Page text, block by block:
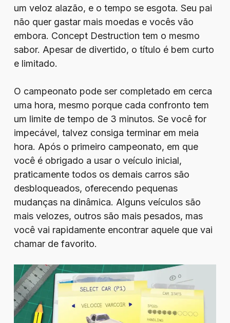
um veloz alazão, e o tempo se esgota. Seu pai
não quer gastar mais moedas e vocês vão
embora. Concept Destruction tem o mesmo
sabor. Apesar de divertido, o título é bem curto
e limitado.
O campeonato pode ser completado em cerca
uma hora, mesmo porque cada confronto tem
um limite de tempo de 3 minutos. Se você for
impecável, talvez consiga terminar em meia
hora. Após o primeiro campeonato, em que
você é obrigado a usar o veículo inicial,
praticamente todos os demais carros são
desbloqueados, oferecendo pequenas
mudanças na dinâmica. Alguns veículos são
mais velozes, outros são mais pesados, mas
você vai rapidamente encontrar aquele que vai
chamar de favorito.